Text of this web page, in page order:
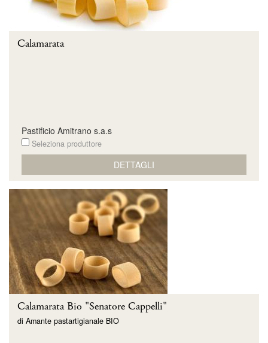
Calamarata
Pastificio Amitrano s.a.s
Seleziona produttore
DETTAGLI
Calamarata Bio "Senatore Cappelli"
di Amante pastartigianale BIO